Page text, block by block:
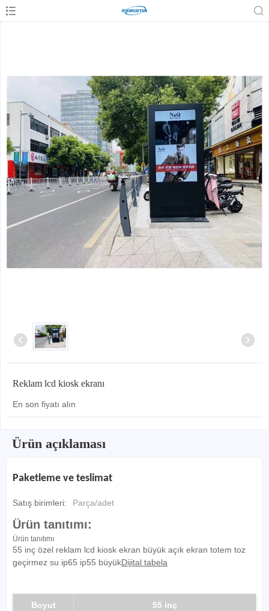
Reklam lcd kiosk ekranı
En son fiyatı alın
Ürün açıklaması
Paketleme ve teslimat
Satış birimleri: Parça/adet
Ürün tanıtımı:
Ürün tanıtımı
55 inç özel reklam lcd kiosk ekran büyük açık ekran totem toz
geçirmez su ip65 ip55 büyükDijital tabela
Boyut 55 inç